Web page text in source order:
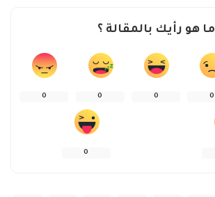
ما هو رأيك بالمقالة ؟
0
0
0
0
0